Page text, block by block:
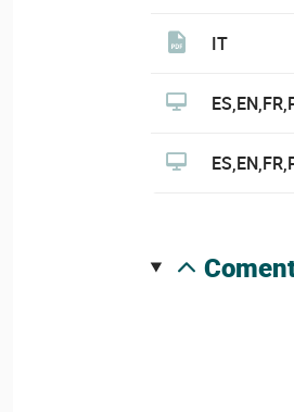
IT